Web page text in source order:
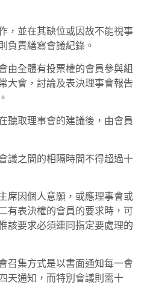
，並在其缺位或因故不能視事
負責繕寫會議紀錄。
全體有投票權的會員參與組
大會，討論及表決理事會報告
聽取理事會的建議後，由會員
議之間的相隔時間不得超過十
因個人意願，或應理事會或
有表決權的會員的要求時，可
該要求必須連同指定要處理的
集方式是以書面通知每一會
天通知，而特別會議則需十